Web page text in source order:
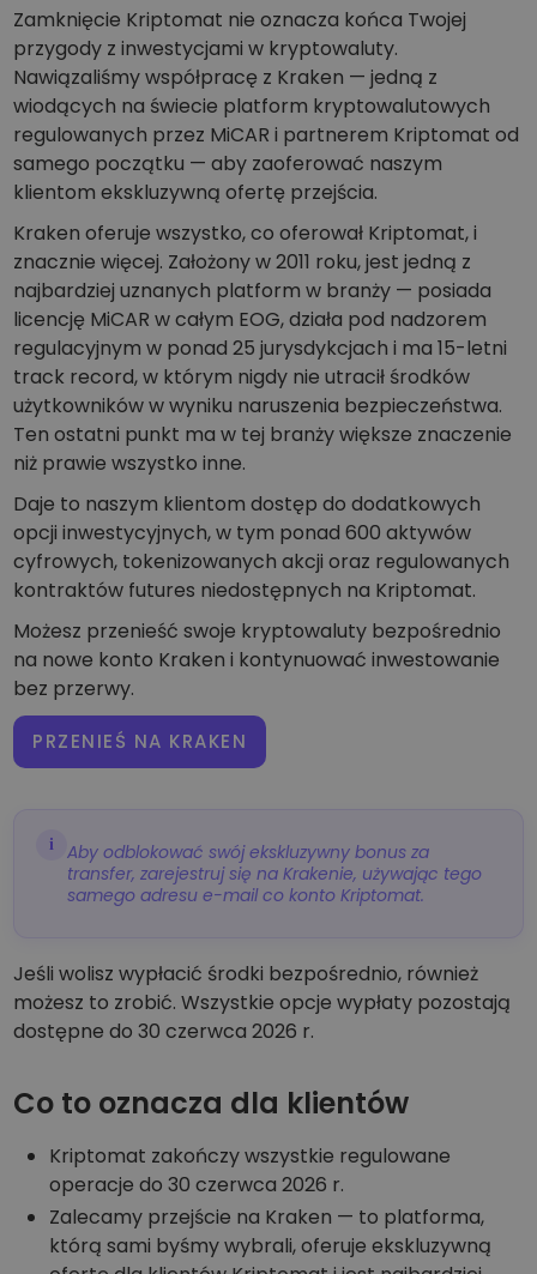
Zamknięcie Kriptomat nie oznacza końca Twojej
przygody z inwestycjami w kryptowaluty.
Nawiązaliśmy współpracę z Kraken — jedną z
wiodących na świecie platform kryptowalutowych
regulowanych przez MiCAR i partnerem Kriptomat od
samego początku — aby zaoferować naszym
klientom ekskluzywną ofertę przejścia.
Kraken oferuje wszystko, co oferował Kriptomat, i
znacznie więcej. Założony w 2011 roku, jest jedną z
najbardziej uznanych platform w branży — posiada
licencję MiCAR w całym EOG, działa pod nadzorem
regulacyjnym w ponad 25 jurysdykcjach i ma 15-letni
track record, w którym nigdy nie utracił środków
użytkowników w wyniku naruszenia bezpieczeństwa.
Ten ostatni punkt ma w tej branży większe znaczenie
niż prawie wszystko inne.
Daje to naszym klientom dostęp do dodatkowych
opcji inwestycyjnych, w tym ponad 600 aktywów
cyfrowych, tokenizowanych akcji oraz regulowanych
kontraktów futures niedostępnych na Kriptomat.
Możesz przenieść swoje kryptowaluty bezpośrednio
na nowe konto Kraken i kontynuować inwestowanie
bez przerwy.
PRZENIEŚ NA KRAKEN
i
Aby odblokować swój ekskluzywny bonus za
transfer, zarejestruj się na Krakenie, używając tego
samego adresu e-mail co konto Kriptomat.
Jeśli wolisz wypłacić środki bezpośrednio, również
możesz to zrobić. Wszystkie opcje wypłaty pozostają
dostępne do 30 czerwca 2026 r.
Co to oznacza dla klientów
Kriptomat zakończy wszystkie regulowane
operacje do 30 czerwca 2026 r.
Zalecamy przejście na Kraken — to platforma,
którą sami byśmy wybrali, oferuje ekskluzywną